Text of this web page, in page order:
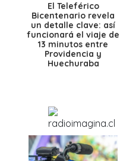
El Teleférico
Bicentenario revela
un detalle clave: así
funcionará el viaje de
13 minutos entre
Providencia y
Huechuraba